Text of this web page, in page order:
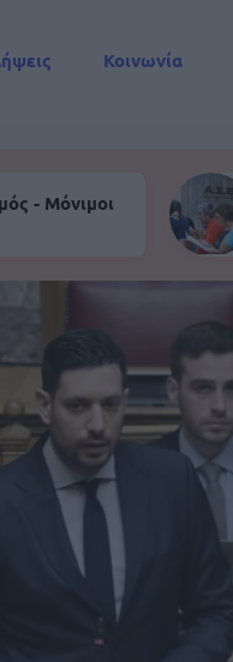
Κοινωνία
- Μόνιμοι